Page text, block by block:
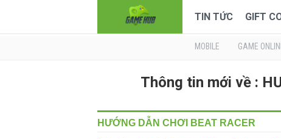
TIN TỨC GIFT
MOBILE GAME
Thông tin mới về :
HƯỚNG DẪN CHƠI BEAT RACER